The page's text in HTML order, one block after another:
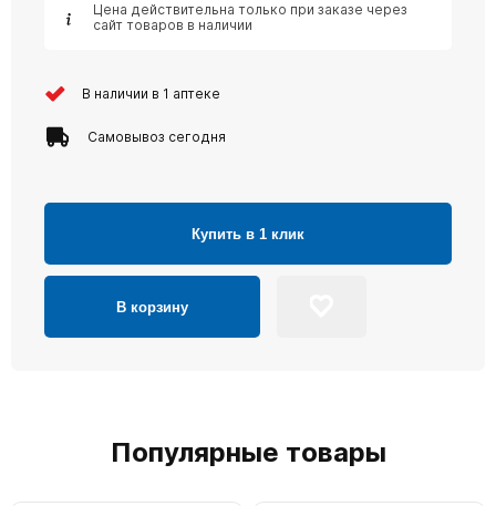
Цена действительна только при заказе через
сайт товаров в наличии
В наличии в 1 аптеке
Самовывоз сегодня
Купить в 1 клик
В корзину
Популярные товары